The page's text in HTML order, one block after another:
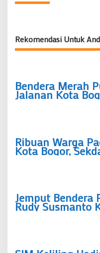
Rekomendasi Untuk
Bendera Merah
Jalanan Kota
Tumpah Ruah
Ribuan Warga
Kota Bogor,
Perjuangan
Jemput Bendera
Rudy Susmanto
Persatuan